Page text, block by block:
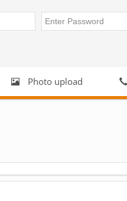
Photo upload